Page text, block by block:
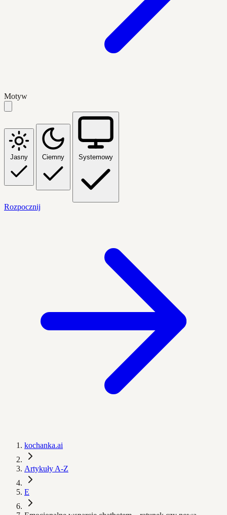
Motyw
Jasny Ciemny Systemowy
Rozpocznij
kochanka.ai
Artykuły A-Z
E